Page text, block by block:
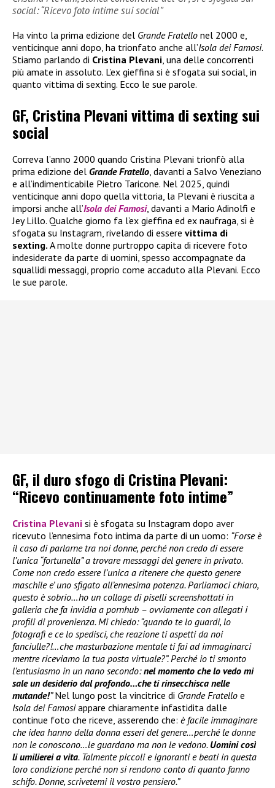
social: “Ricevo foto intime sui social”
Ha vinto la prima edizione del Grande Fratello nel 2000 e,
venticinque anni dopo, ha trionfato anche all’Isola dei Famosi.
Stiamo parlando di Cristina Plevani , una delle concorrenti
più amate in assoluto. L’ex gieffina si è sfogata sui social, in
quanto vittima di sexting. Ecco le sue parole.
GF, Cristina Plevani vittima di sexting sui
social
Correva l’anno 2000 quando Cristina Plevani trionfò alla
prima edizione del Grande Fratello, davanti a Salvo Veneziano
e all’indimenticabile Pietro Taricone. Nel 2025, quindi
venticinque anni dopo quella vittoria, la Plevani è riuscita a
imporsi anche all’Isola dei Famosi, davanti a Mario Adinolfi e
Jey Lillo. Qualche giorno fa l’ex gieffina ed ex naufraga, si è
sfogata su Instagram, rivelando di essere vittima di
sexting. A molte donne purtroppo capita di ricevere foto
indesiderate da parte di uomini, spesso accompagnate da
squallidi messaggi, proprio come accaduto alla Plevani. Ecco
le sue parole.
GF, il duro sfogo di Cristina Plevani:
“Ricevo continuamente foto intime”
Cristina Plevani si è sfogata su Instagram dopo aver
ricevuto l’ennesima foto intima da parte di un uomo: “Forse è
il caso di parlarne tra noi donne, perché non credo di essere
l’unica “fortunella” a trovare messaggi del genere in privato.
Come non credo essere l’unica a ritenere che questo genere
maschile e’ uno sfigato all’ennesima potenza. Parliamoci chiaro,
questo è sobrio…ho un collage di piselli screenshottati in
galleria che fa invidia a pornhub – ovviamente con allegati i
profili di provenienza. Mi chiedo: “quando te lo guardi, lo
fotografi e ce lo spedisci, che reazione ti aspetti da noi
fanciulle?!…che masturbazione mentale ti fai ad immaginarci
mentre riceviamo la tua posta virtuale?”. Perché io ti smonto
l’entusiasmo in un nano secondo:nel momento che lo vedo mi
sale un desiderio dal profondo…che ti rinsecchisca nelle
mutande!”Nel lungo post la vincitrice di Grande Fratello e
Isola dei Famosiappare chiaramente infastidita dalle
continue foto che riceve, asserendo che: è facile immaginare
che idea hanno della donna esseri del genere…perché le donne
non le conoscono…le guardano ma non le vedono. Uomini così
li umilierei a vita. Talmente piccoli e ignoranti e beati in questa
loro condizione perché non si rendono conto di quanto fanno
schifo. Donne, scrivetemi il vostro pensiero.”